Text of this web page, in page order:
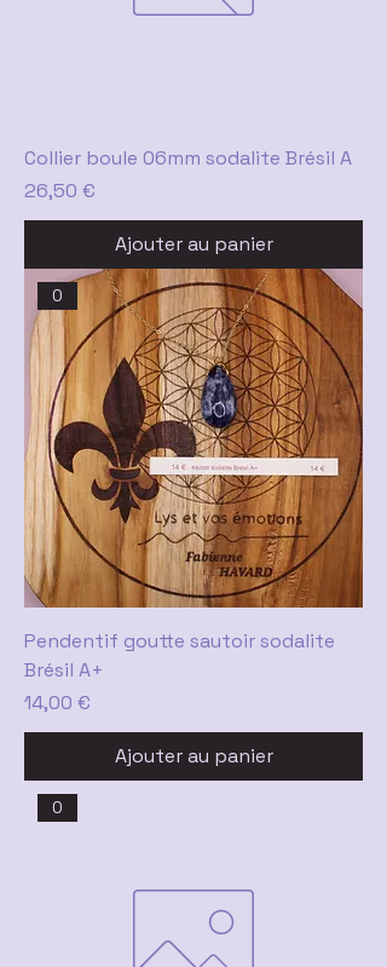
Collier boule 06mm sodalite Brésil A
Prix
26,50 €
Ajouter au panier
0
Pendentif goutte sautoir sodalite
Brésil A+
Prix
14,00 €
Ajouter au panier
0